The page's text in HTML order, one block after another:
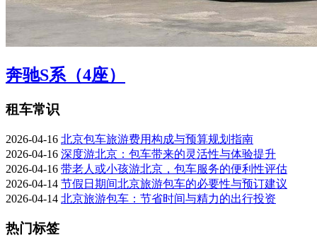
奔驰S系（4座）
租车常识
2026-04-16 北京包车旅游费用构成与预算规划指南
2026-04-16 深度游北京：包车带来的灵活性与体验提升
2026-04-16 带老人或小孩游北京，包车服务的便利性评估
2026-04-14 节假日期间北京旅游包车的必要性与预订建议
2026-04-14 北京旅游包车：节省时间与精力的出行投资
热门标签